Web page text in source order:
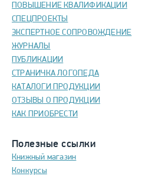
ПОВЫШЕНИЕ КВАЛИФИКАЦИИ
СПЕЦПРОЕКТЫ
ЭКСПЕРТНОЕ СОПРОВОЖДЕНИЕ
ЖУРНАЛЫ
ПУБЛИКАЦИИ
СТРАНИЧКА ЛОГОПЕДА
КАТАЛОГИ ПРОДУКЦИИ
ОТЗЫВЫ О ПРОДУКЦИИ
КАК ПРИОБРЕСТИ
Полезные ссылки
Книжный магазин
Конкурсы